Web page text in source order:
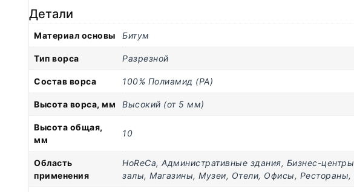
Детали
Материал основы Битум
Тип ворса Разрезной
Состав ворса 100% Полиамид (PA)
Высота ворса, мм Высокий (от 5 мм)
Высота общая,
мм
10
Область
применения
HoReCa, Административные здания, Бизнес-центры
залы, Магазины, Музеи, Отели, Офисы, Рестораны,